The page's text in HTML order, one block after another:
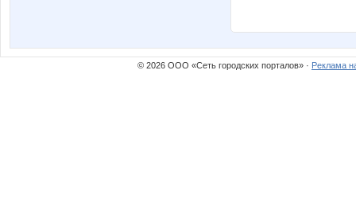
© 2026 ООО «Сеть городских порталов» · Реклама